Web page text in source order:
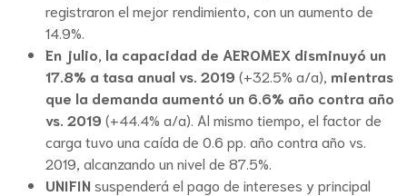
registraron el mejor rendimiento, con un aumento de
14.9%.
En julio, la capacidad de AEROMEX disminuyó un
17.8% a tasa anual vs. 2019 (+32.5% a/a), mientras
que la demanda aumentó un 6.6% año contra año
vs. 2019 (+44.4% a/a). Al mismo tiempo, el factor de
carga tuvo una caída de 0.6 pp. año contra año vs.
2019, alcanzando un nivel de 87.5%.
UNIFIN suspenderá el pago de intereses y principal